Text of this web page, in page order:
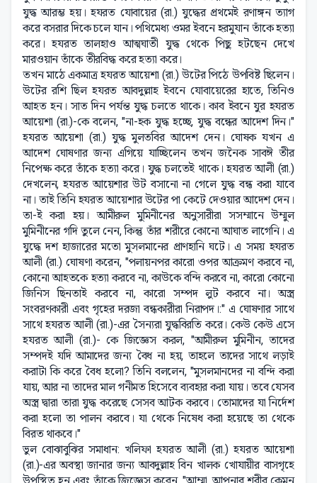
যুদ্ধ আরম্ভ হয়। হযরত যোবায়ের (রা.) যুদ্ধের প্রথমেই রণাঙ্গন ত্যাগ
করে বসরার দিকে চলে যান। পথিমেধ্য ওমর ইবনে হরমুযান তাঁকে হত্যা
করে। হযরত তালহাও আত্মঘাতী যুদ্ধ থেকে পিছু হটছেন দেখে
মারওয়ান তাঁকে তীরবিদ্ধ করে হত্যা করে।
তখন মাঠে একমাত্র হযরত আয়েশা (রা.) উটের পিঠে উপবিষ্ট ছিলেন।
উটের রশি ছিল হযরত আবদুল্লাহ ইবনে যোবায়েরের হাতে, তিনিও
আহত হন। সাত দিন পর্যন্ত যুদ্ধ চলতে থাকে। কাব ইবনে যুর হযরত
আয়েশা (রা.)-কে বলেন, "না-হক যুদ্ধ হচ্ছে, যুদ্ধ বন্ধের আদেশ দিন।"
হযরত আয়েশা (রা.) যুদ্ধ মুলতবির আদেশ দেন। ঘোষক যখন এ
আদেশ ঘোষণার জন্য এগিয়ে যাচ্ছিলেন তখন জনৈক সাবঈ তীর
নিপেক্ষ করে তাঁকে হত্যা করে। যুদ্ধ চলতেই থাকে। হযরত আলী (রা.)
দেখলেন, হযরত আয়েশার উট বসানো না গেলে যুদ্ধ বন্ধ করা যাবে
না। তাই তিনি হযরত আয়েশার উটের পা কেটে দেওয়ার আদেশ দেন।
তা-ই করা হয়। আমীরুল মুমিনীনের অনুসারীরা সসম্মানে উম্মুল
মুমিনীনের গদি তুলে নেন, কিন্তু তাঁর শরীরে কোনো আঘাত লাগেনি। এ
যুদ্ধে দশ হাজারের মতো মুসলমানের প্রাণহানি ঘটে। এ সময় হযরত
আলী (রা.) ঘোষণা করেন, "পলায়নপর কারো ওপর আক্রমণ করবে না,
কোনো আহতকে হত্যা করবে না, কাউকে বন্দি করবে না, কারো কোনো
জিনিস ছিনতাই করবে না, কারো সম্পদ লুট করবে না। অস্ত্র
সংবরণকারী এবং গৃহের দরজা বন্ধকারীরা নিরাপদ।:" এ ঘোষণার সাথে
সাথে হযরত আলী (রা.)-এর সৈন্যরা যুদ্ধবিরতি করে। কেউ কেউ এসে
হযরত আলী (রা.)- কে জিজ্ঞেস করল, "আমীরুল মুমিনীন, তাদের
সম্পদই যদি আমাদের জন্য বৈধ না হয়, তাহলে তাদের সাথে লড়াই
করাটা কি করে বৈধ হলো? তিনি বললেন, "মুসলমানদের না বন্দি করা
যায়, আর না তাদের মাল গনীমত হিসেবে ব্যবহার করা যায়। তবে যেসব
অস্ত্র দ্বারা তারা যুদ্ধ করেছে সেসব আটক করবে। তোমাদের যা নির্দেশ
করা হলো তা পালন করবে। যা থেকে নিষেধ করা হয়েছে তা থেকে
বিরত থাকবে।"
ভুল বোঝাবুঝির সমাধান: খলিফা হযরত আলী (রা.) হযরত আয়েশা
(রা.)-এর অবস্থা জানার জন্য আবদুল্লাহ বিন খালক খোযায়ীর বাসগৃহে